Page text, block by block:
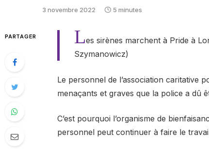
3 novembre 2022 5 minutes
PARTAGER Les sirènes marchent à Pride à
Szymanowicz)
Le personnel de l’association caritative
menaçants et graves que la police a dû
C’est pourquoi l’organisme de
personnel peut continuer à faire le